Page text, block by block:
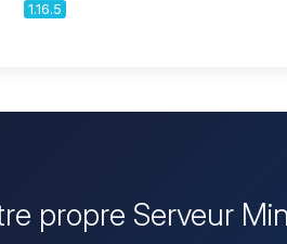
1.16.5
propre Serveur